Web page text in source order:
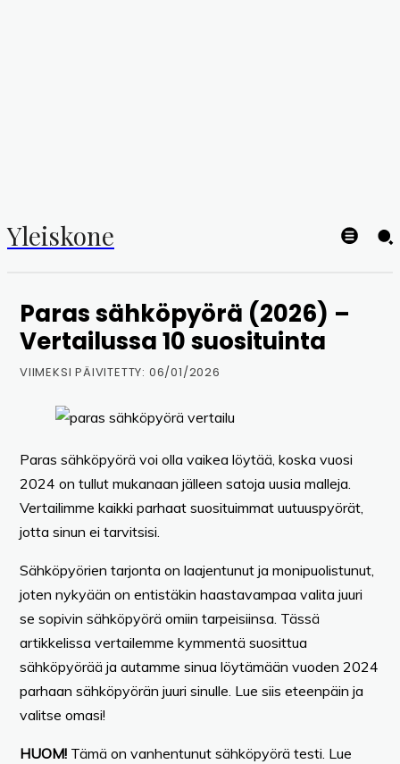
Yleiskone
Paras sähköpyörä (2026) –
Vertailussa 10 suosituinta
VIIMEKSI PÄIVITETTY: 06/01/2026
Paras sähköpyörä voi olla vaikea löytää, koska vuosi
2024 on tullut mukanaan jälleen satoja uusia malleja.
Vertailimme kaikki parhaat suosituimmat uutuuspyörät,
jotta sinun ei tarvitsisi.
Sähköpyörien tarjonta on laajentunut ja monipuolistunut,
joten nykyään on entistäkin haastavampaa valita juuri
se sopivin sähköpyörä omiin tarpeisiinsa. Tässä
artikkelissa vertailemme kymmentä suosittua
sähköpyörää ja autamme sinua löytämään vuoden 2024
parhaan sähköpyörän juuri sinulle. Lue siis eteenpäin ja
valitse omasi!
HUOM! Tämä on vanhentunut sähköpyörä testi. Lue